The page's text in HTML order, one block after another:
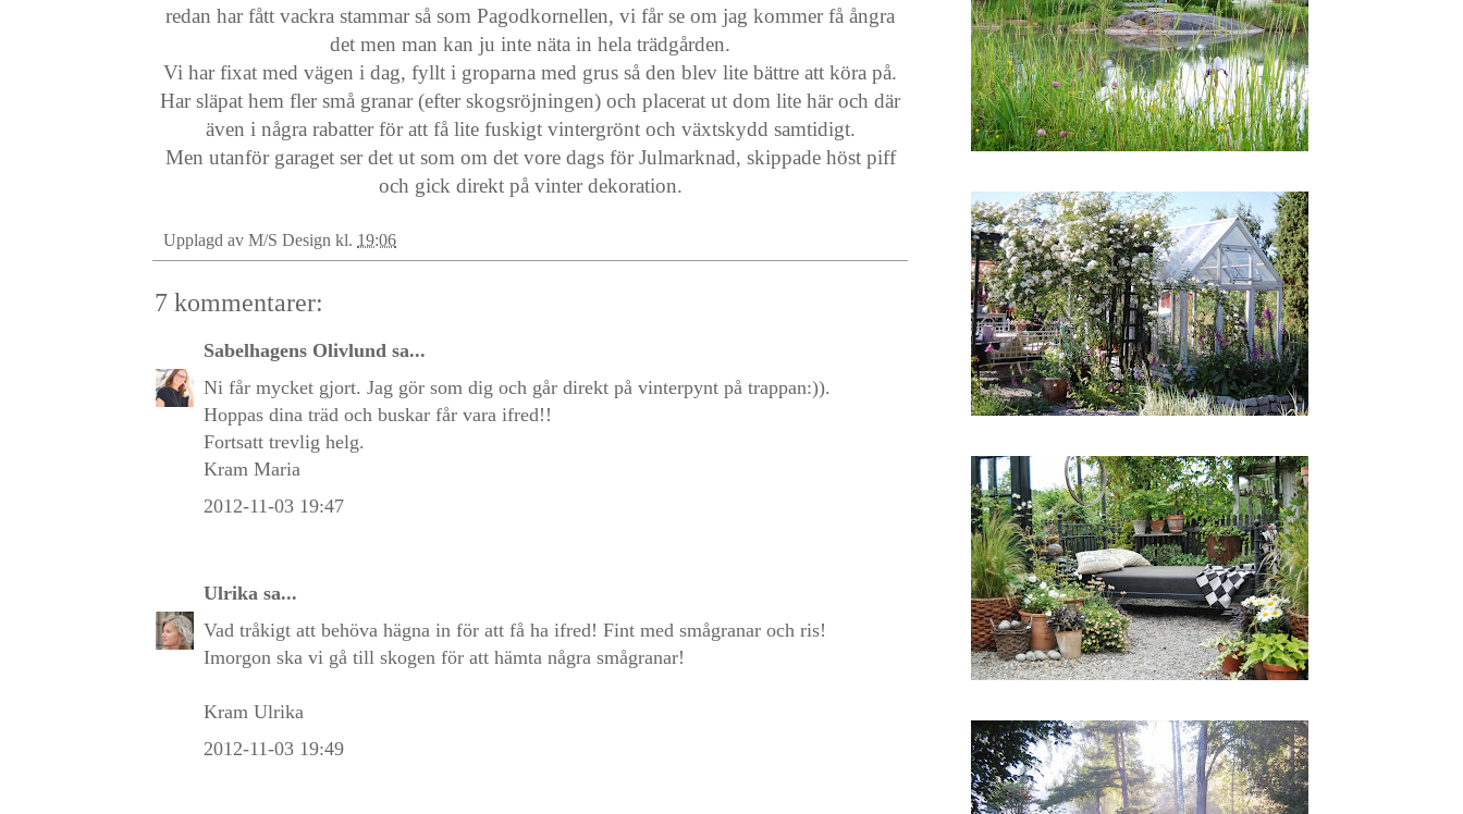
redan har fått vackra stammar så som Pagodkornellen, vi får se om jag kommer få ångra
det men man kan ju inte näta in hela trädgården.
Vi har fixat med vägen i dag, fyllt i groparna med grus så den blev lite bättre att köra på.
Har släpat hem fler små granar (efter skogsröjningen) och placerat ut dom lite här och där
även i några rabatter för att få lite fuskigt vintergrönt och växtskydd samtidigt.
Men utanför garaget ser det ut som om det vore dags för Julmarknad, skippade höst piff
och gick direkt på vinter dekoration.
Upplagd av M/S Design kl. 19:06
7 kommentarer:
Sabelhagens Olivlund sa...
Ni får mycket gjort. Jag gör som dig och går direkt på vinterpynt på trappan:)).
Hoppas dina träd och buskar får vara ifred!!
Fortsatt trevlig helg.
Kram Maria
2012-11-03 19:47
Ulrika sa...
Vad tråkigt att behöva hägna in för att få ha ifred! Fint med smågranar och ris!
Imorgon ska vi gå till skogen för att hämta några smågranar!
Kram Ulrika
2012-11-03 19:49